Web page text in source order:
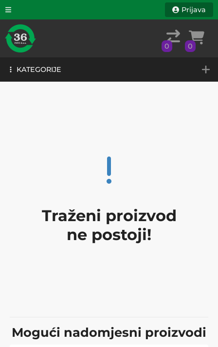
KATEGORIJE
Prijava
0 0
KATEGORIJE
Traženi proizvod
ne postoji!
Mogući nadomjesni proizvodi